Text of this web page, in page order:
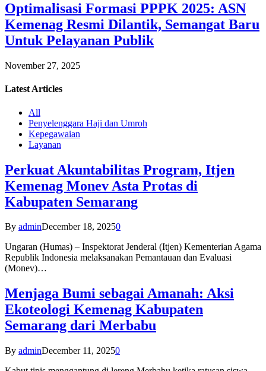
Optimalisasi Formasi PPPK 2025: ASN
Kemenag Resmi Dilantik, Semangat Baru
Untuk Pelayanan Publik
November 27, 2025
Latest Articles
All
Penyelenggara Haji dan Umroh
Kepegawaian
Layanan
Perkuat Akuntabilitas Program, Itjen
Kemenag Monev Asta Protas di
Kabupaten Semarang
By adminDecember 18, 20250
Ungaran (Humas) – Inspektorat Jenderal (Itjen) Kementerian Agama
Republik Indonesia melaksanakan Pemantauan dan Evaluasi
(Monev)…
Menjaga Bumi sebagai Amanah: Aksi
Ekoteologi Kemenag Kabupaten
Semarang dari Merbabu
By adminDecember 11, 20250